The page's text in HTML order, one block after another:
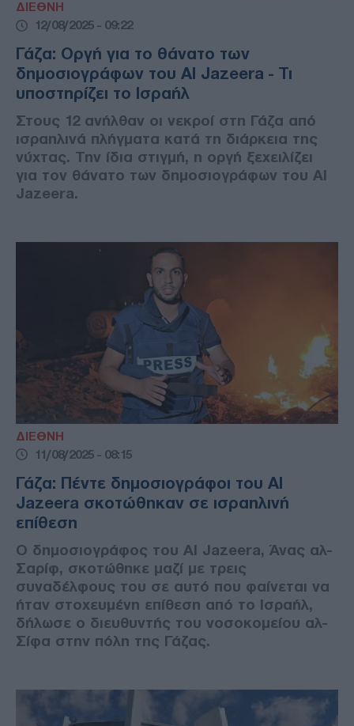
ΔΙΕΘΝΗ
12/08/2025 - 09:22
Γάζα: Οργή για το θάνατο των
δημοσιογράφων του Al Jazeera - Τι
υποστηρίζει το Ισραήλ
Στους 12 ανήλθαν οι νεκροί στη Γάζα από
ισραηλινά πλήγματα κατά τη διάρκεια της
νύχτας. Την ίδια στιγμή, η οργή ξεχειλίζει
για τον θάνατο των δημοσιογράφων του Al
Jazeera.
ΔΙΕΘΝΗ
11/08/2025 - 08:15
Γάζα: Πέντε δημοσιογράφοι του Al
Jazeera σκοτώθηκαν σε ισραηλινή
επίθεση
Ο δημοσιογράφος του Al Jazeera, Άνας αλ-
Σαρίφ, σκοτώθηκε μαζί με τρεις
συναδέλφους του σε αυτό που φαίνεται να
ήταν στοχευμένη επίθεση από το Ισραήλ,
δήλωσε ο διευθυντής του νοσοκομείου αλ-
Σίφα στην πόλη της Γάζας.